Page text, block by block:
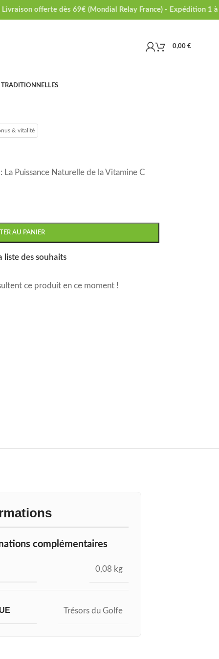
offerte dès 69€ (Mondial Relay France) - Expédition 1 à 2
0,00 €
TRADITIONNELLES
& vitalité
Puissance Naturelle de la Vitamine C
AU PANIER
liste des souhaits
ce produit en ce moment !
complémentaires
0,08 kg
Trésors du Golfe